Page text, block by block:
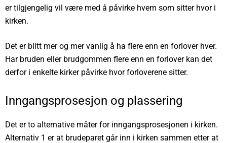
er tilgjengelig vil være med å påvirke hvem som sitter hvor i
kirken.
Det er blitt mer og mer vanlig å ha flere enn en forlover hver.
Har bruden eller brudgommen flere enn en forlover kan det
derfor i enkelte kirker påvirke hvor forloverene sitter.
Inngangsprosesjon og plassering
Det er to alternative måter for inngangsprosesjonen i kirken.
Alternativ 1 er at brudeparet går inn i kirken sammen etter at